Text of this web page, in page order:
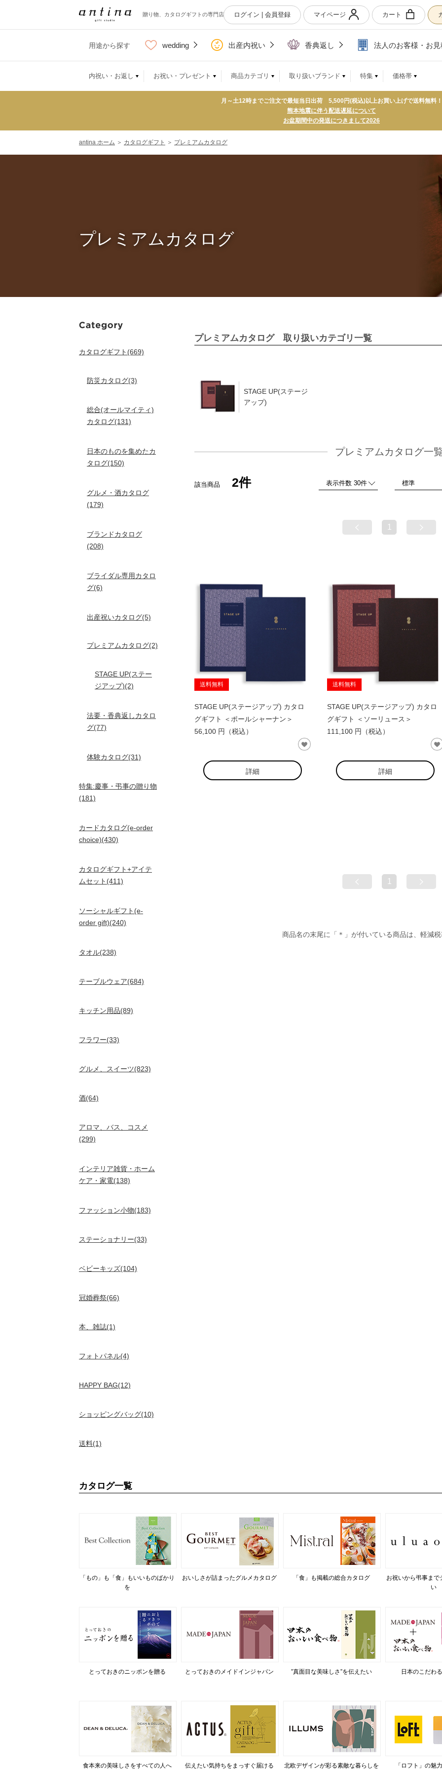
贈り物、カタログギフトの専門店 ログイン | 会員登録 マイページ カート
用途から探す wedding 出産内祝い 香典返し 法人のお客様・お
内祝い・お返し お祝い・プレゼント 商品カテゴリ 取り扱いブランド 特集 価格帯
月～土12時までご注文で最短当日出荷 5,500円(税込)以上お買い上げで送料無料！
熊本地震に伴う配送遅延について
お盆期間中の発送につきまして2026
antina ホーム ＞ カタログギフト ＞ プレミアムカタログ
プレミアムカタログ
カタログギフト(669)
防災カタログ(3)
総合(オールマイティ)
カタログ(131)
日本のものを集めたカ
タログ(150)
グルメ・酒カタログ
(179)
ブランドカタログ
(208)
ブライダル専用カタロ
グ(6)
出産祝いカタログ(5)
プレミアムカタログ(2)
STAGE UP(ステー
ジアップ)(2)
法要・香典返しカタロ
グ(77)
体験カタログ(31)
特集:慶事・弔事の贈り物
(181)
カードカタログ(e-order
choice)(430)
カタログギフト+アイテ
ムセット(411)
ソーシャルギフト(e-
order gift)(240)
タオル(238)
テーブルウェア(684)
キッチン用品(89)
フラワー(33)
グルメ、スイーツ(823)
酒(64)
アロマ、バス、コスメ
(299)
インテリア雑貨・ホーム
ケア・家電(138)
ファッション小物(183)
ステーショナリー(33)
ベビーキッズ(104)
冠婚葬祭(66)
本、雑誌(1)
フォトパネル(4)
HAPPY BAG(12)
ショッピングバッグ(10)
送料(1)
プレミアムカタログ 取り扱いカテゴリ一覧
STAGE UP(ステージ
アップ)
プレミアムカタログ一
該当商品 2件
1
送料無料
STAGE UP(ステージアップ) カタロ
グギフト ＜ポールシャーナン＞
56,100 円（税込）
詳細
送料無料
STAGE UP(ステージアップ) カタロ
グギフト ＜ソーリュース＞
111,100 円（税込）
詳細
1
商品名の末尾に「＊」が付いている商品は、軽減
カタログ一覧
「もの」も「食」もいいものばかり
を
おいしさが詰まったグルメカタログ 「食」も掲載の総合カタログ
お祝いから弔事まで
い
とっておきのニッポンを贈る とっておきのメイドインジャパン ”真面目な美味しさ”を伝えたい 日本のこだわ
食本来の美味しさをすべての人へ 伝えたい気持ちをまっすぐ届ける 北欧デザインが彩る素敵な暮らしを 「ロフト」の魅